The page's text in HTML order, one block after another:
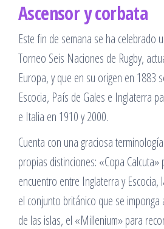
Ascensor y corbata
Este fin de semana se ha celebrado
Torneo Seis Naciones de Rugby,
Europa, y que en su origen en 1883
Escocia, País de Gales e Inglaterra
e Italia en 1910 y 2000.
Cuenta con una graciosa
propias distinciones: «Copa
encuentro entre Inglaterra y Escocia,
el conjunto británico que se
de las islas, el «Millenium» para